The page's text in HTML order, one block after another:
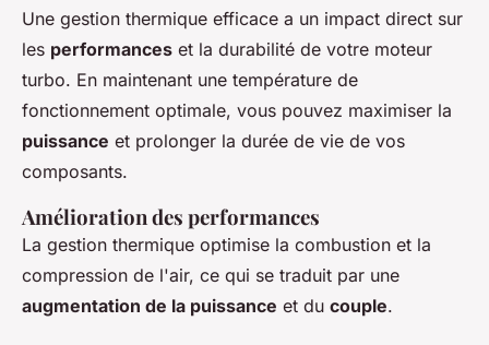
Une gestion thermique efficace a un impact direct sur
les performances et la durabilité de votre moteur
turbo. En maintenant une température de
fonctionnement optimale, vous pouvez maximiser la
puissance et prolonger la durée de vie de vos
composants.
Amélioration des performances
La gestion thermique optimise la combustion et la
compression de l'air, ce qui se traduit par une
augmentation de la puissance et du couple.